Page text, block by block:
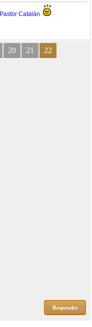
Pastor Catalán
20 21
22
Responder